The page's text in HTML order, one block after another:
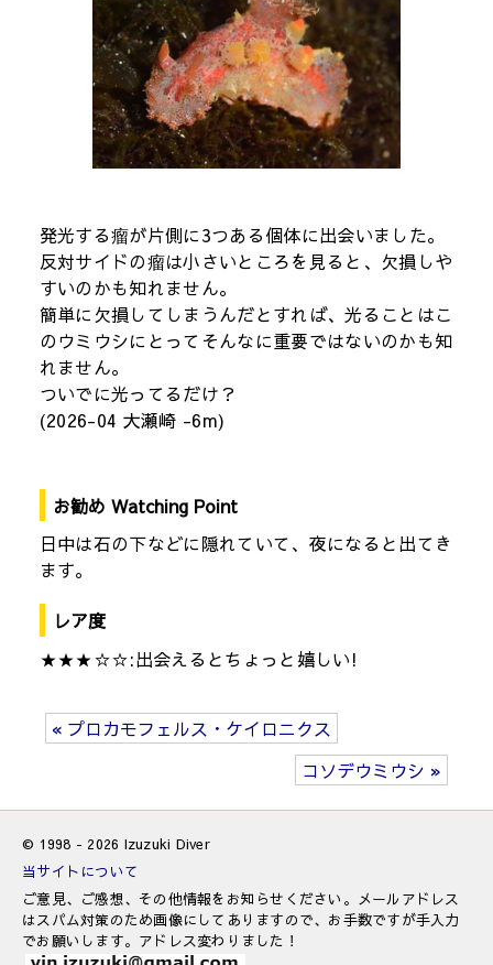
発光する瘤が片側に3つある個体に出会いました。
反対サイドの瘤は小さいところを見ると、欠損しや
すいのかも知れません。
簡単に欠損してしまうんだとすれば、光ることはこ
のウミウシにとってそんなに重要ではないのかも知
れません。
ついでに光ってるだけ？
(2026-04 大瀬崎 -6m)
お勧め Watching Point
日中は石の下などに隠れていて、夜になると出てき
ます。
レア度
★★★☆☆:出会えるとちょっと嬉しい!
« プロカモフェルス・ケイロニクス
コソデウミウシ »
© 1998 - 2026 Izuzuki Diver
当サイトについて
ご意見、ご感想、その他情報をお知らせください。メールアドレス
はスパム対策のため画像にしてありますので、お手数ですが手入力
でお願いします。アドレス変わりました！